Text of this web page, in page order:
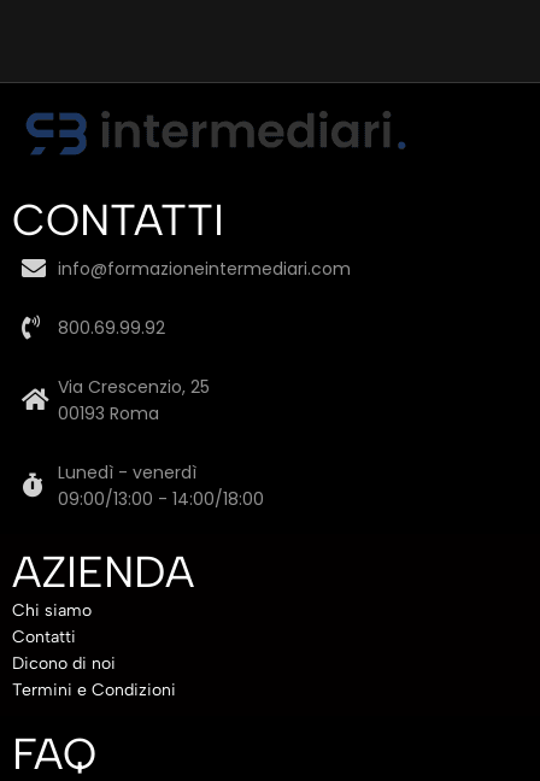
CONTATTI
info@formazioneintermediari.com
800.69.99.92
Via Crescenzio, 25
00193 Roma
Lunedì - venerdì
09:00/13:00 - 14:00/18:00
AZIENDA
Chi siamo
Contatti
Dicono di noi
Termini e Condizioni
FAQ